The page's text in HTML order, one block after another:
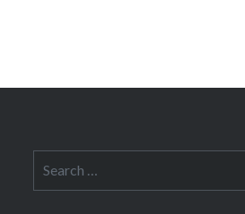
for: